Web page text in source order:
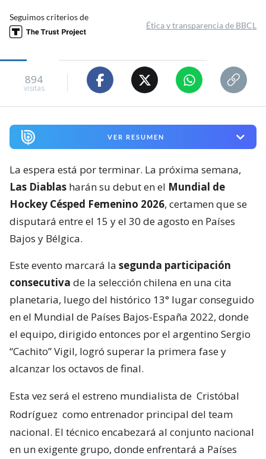
Seguimos criterios de
Ética y transparencia de BBCL
894
visitas
VER RESUMEN
La espera está por terminar. La próxima semana,
Las Diablas harán su debut en el Mundial de
Hockey Césped Femenino 2026, certamen que se
disputará entre el 15 y el 30 de agosto en Países
Bajos y Bélgica.
Este evento marcará la segunda participación
consecutiva de la selección chilena en una cita
planetaria, luego del histórico 13° lugar conseguido
en el Mundial de Países Bajos-España 2022, donde
el equipo, dirigido entonces por el argentino Sergio
“Cachito” Vigil, logró superar la primera fase y
alcanzar los octavos de final.
Esta vez será el estreno mundialista de Cristóbal
Rodríguez como entrenador principal del team
nacional. El técnico encabezará al conjunto nacional
en un exigente grupo, donde enfrentará a Países